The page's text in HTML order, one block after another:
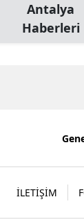
Antalya
Haberleri
İLETİŞİM